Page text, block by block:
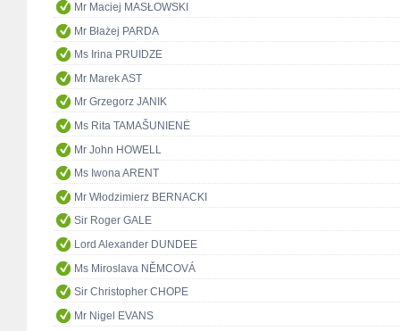
Mr Maciej MASŁOWSKI
Mr Błażej PARDA
Ms Irina PRUIDZE
Mr Marek AST
Mr Grzegorz JANIK
Ms Rita TAMAŠUNIENĖ
Mr John HOWELL
Ms Iwona ARENT
Mr Włodzimierz BERNACKI
Sir Roger GALE
Lord Alexander DUNDEE
Ms Miroslava NĚMCOVÁ
Sir Christopher CHOPE
Mr Nigel EVANS